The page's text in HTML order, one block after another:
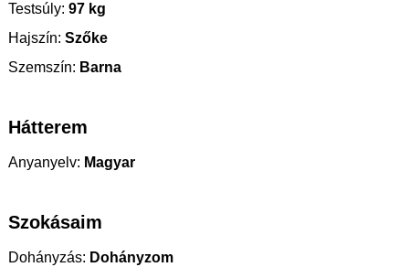
Testsúly: 97 kg
Hajszín: Szőke
Szemszín: Barna
Hátterem
Anyanyelv: Magyar
Szokásaim
Dohányzás: Dohányzom